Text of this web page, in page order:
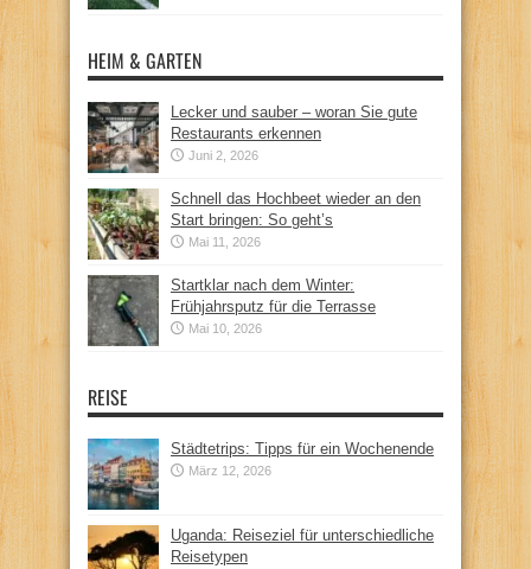
HEIM & GARTEN
Lecker und sauber – woran Sie gute
Restaurants erkennen
Juni 2, 2026
Schnell das Hochbeet wieder an den
Start bringen: So geht’s
Mai 11, 2026
Startklar nach dem Winter:
Frühjahrsputz für die Terrasse
Mai 10, 2026
REISE
Städtetrips: Tipps für ein Wochenende
März 12, 2026
Uganda: Reiseziel für unterschiedliche
Reisetypen